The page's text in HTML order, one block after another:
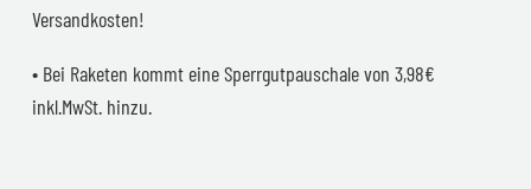
Versandkosten!
• Bei Raketen kommt eine Sperrgutpauschale von 3,98€
inkl.MwSt. hinzu.